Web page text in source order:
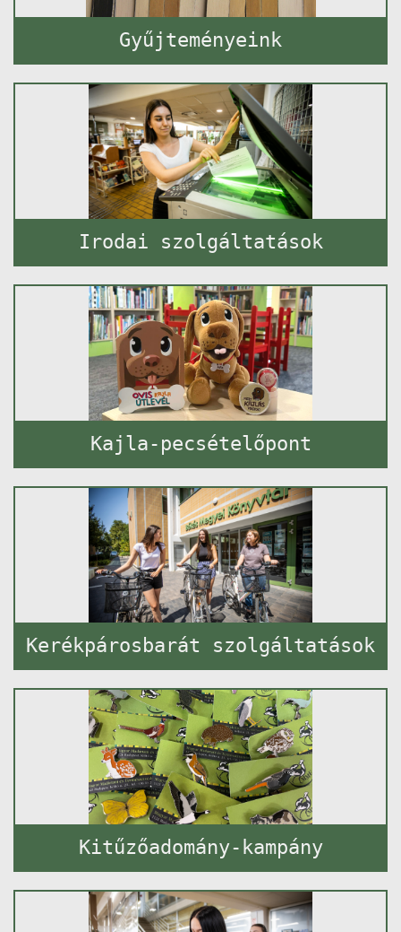
Gyűjteményeink
Irodai szolgáltatások
Kajla-pecsételőpont
Kerékpárosbarát szolgáltatások
Kitűzőadomány-kampány